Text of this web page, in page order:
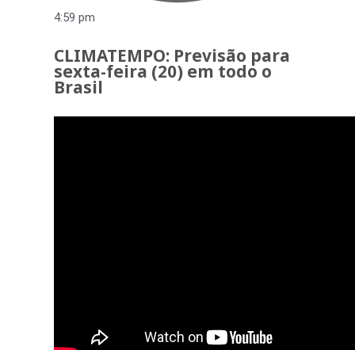
4:59 pm
CLIMATEMPO: Previsão para
sexta-feira (20) em todo o
Brasil